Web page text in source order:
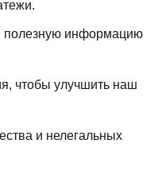
полезную информацию
чтобы улучшить наш
и нелегальных